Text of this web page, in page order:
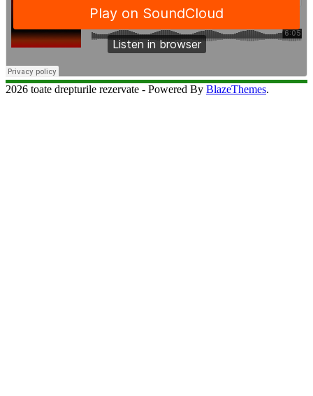
2026 toate drepturile rezervate - Powered By BlazeThemes.